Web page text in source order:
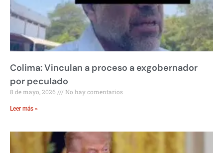
Colima: Vinculan a proceso a exgobernador
por peculado
8 de mayo, 2026 No hay comentarios
Leer más »